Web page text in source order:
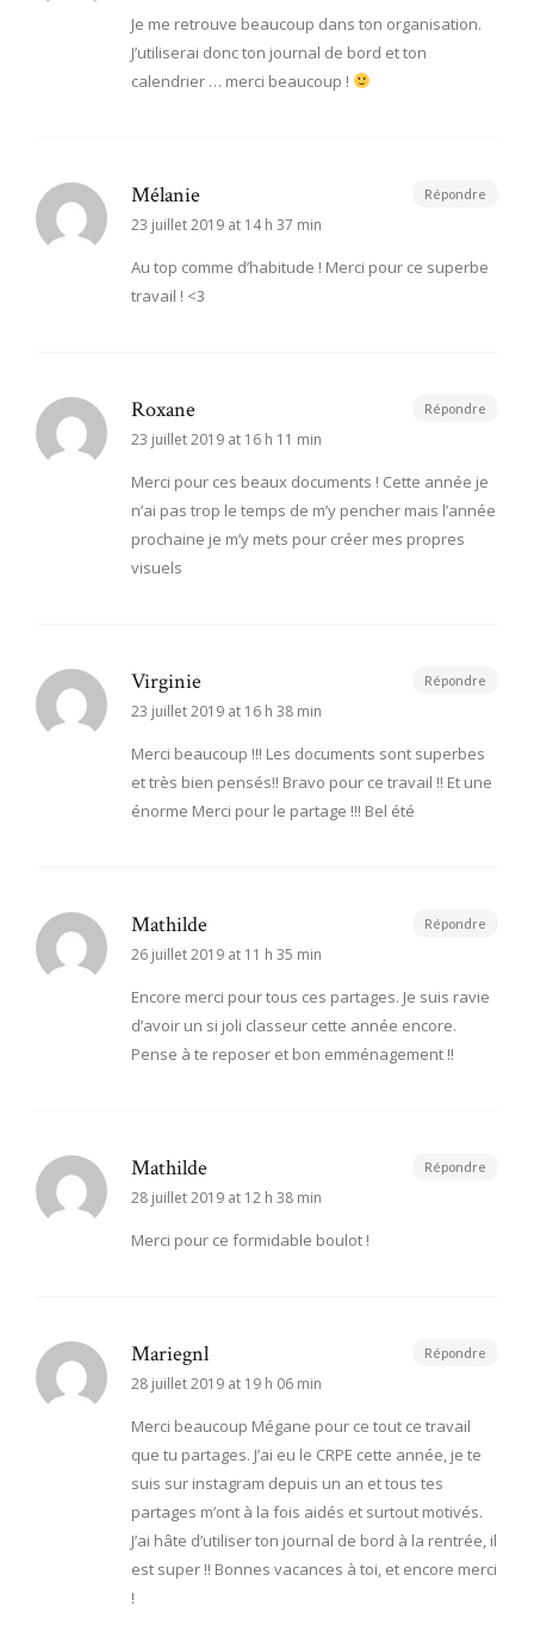
Je me retrouve beaucoup dans ton organisation.
J’utiliserai donc ton journal de bord et ton
calendrier … merci beaucoup !
Mélanie
23 juillet 2019 at 14 h 37 min
Au top comme d’habitude ! Merci pour ce superbe
travail ! <3
Répondre
Roxane
23 juillet 2019 at 16 h 11 min
Merci pour ces beaux documents ! Cette année je
n’ai pas trop le temps de m’y pencher mais l’année
prochaine je m’y mets pour créer mes propres
visuels
Répondre
Virginie
23 juillet 2019 at 16 h 38 min
Merci beaucoup !!! Les documents sont superbes
et très bien pensés!! Bravo pour ce travail !! Et une
énorme Merci pour le partage !!! Bel été
Répondre
Mathilde
26 juillet 2019 at 11 h 35 min
Encore merci pour tous ces partages. Je suis ravie
d’avoir un si joli classeur cette année encore.
Pense à te reposer et bon emménagement !!
Répondre
Mathilde
28 juillet 2019 at 12 h 38 min
Merci pour ce formidable boulot !
Répondre
Mariegnl
28 juillet 2019 at 19 h 06 min
Merci beaucoup Mégane pour ce tout ce travail
que tu partages. J’ai eu le CRPE cette année, je te
suis sur instagram depuis un an et tous tes
partages m’ont à la fois aidés et surtout motivés.
J’ai hâte d’utiliser ton journal de bord à la rentrée, il
est super !! Bonnes vacances à toi, et encore merci
!
Répondre